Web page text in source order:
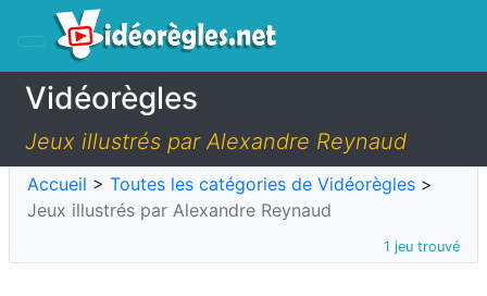
Vidéorègles
Jeux illustrés par Alexandre Reynaud
Accueil > Toutes les catégories de Vidéorègles >
Jeux illustrés par Alexandre Reynaud
1 jeu trouvé